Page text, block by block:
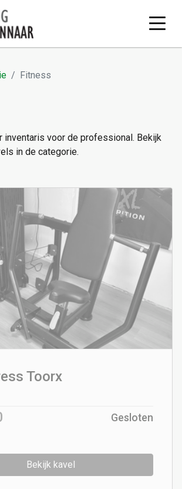
Fitness
inventaris voor de professional. Bekijk
in de categorie.
Toorx
Gesloten
Bekijk kavel